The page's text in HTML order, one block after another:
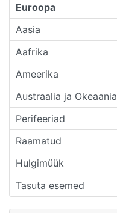
Euroopa
Aasia
Aafrika
Ameerika
Austraalia ja Okeaania
Perifeeriad
Raamatud
Hulgimüük
Tasuta esemed